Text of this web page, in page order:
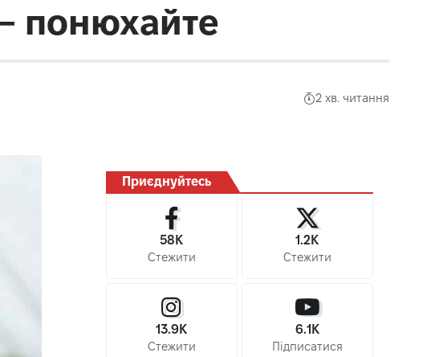
понюхайте
2 хв. читання
Приєднуйтесь
58K
Стежити
1.2K
Стежити
13.9K
Стежити
6.1K
Підписатися